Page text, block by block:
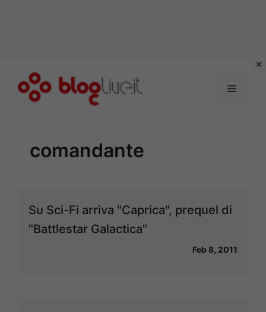
Menu
comandante
Su Sci-Fi arriva "Caprica", prequel di
"Battlestar Galactica"
Feb 8, 2011